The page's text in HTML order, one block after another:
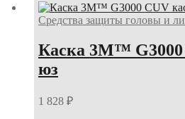
Средства защиты головы и
Каска 3М™ G3000
юз
1 828 ₽